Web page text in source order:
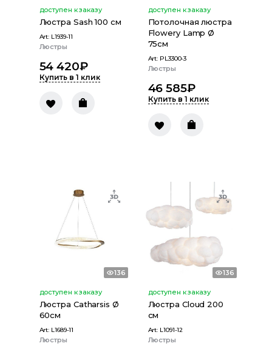
доступен к заказу
Люстра Sash 100 см
Art: L1939-11
Люстры
54 420₽
Купить в 1 клик
доступен к заказу
Потолочная люстра
Flowery Lamp Ø
75см
Art: PL3300-3
Люстры
46 585₽
Купить в 1 клик
136
доступен к заказу
Люстра Catharsis Ø
60см
Art: L1689-11
Люстры
136
доступен к заказу
Люстра Cloud 200
см
Art: L1091-12
Люстры